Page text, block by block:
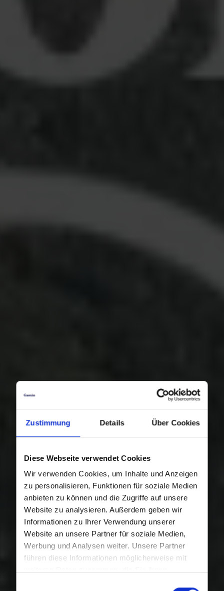
Zustimmung Details Über Cookies
Diese Webseite verwendet Cookies
Wir verwenden Cookies, um Inhalte und Anzeigen
zu personalisieren, Funktionen für soziale Medien
anbieten zu können und die Zugriffe auf unsere
Website zu analysieren. Außerdem geben wir
Informationen zu Ihrer Verwendung unserer
Website an unsere Partner für soziale Medien,
Werbung und Analysen weiter. Unsere Partner
führen diese Informationen möglicherweise mit